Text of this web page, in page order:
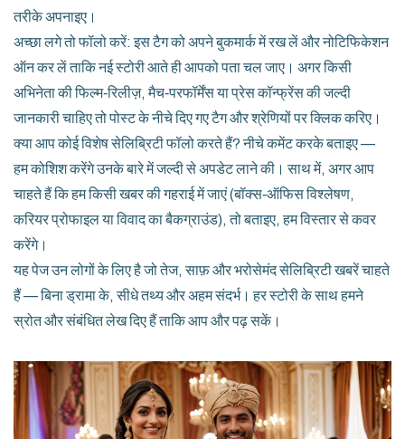
तरीके अपनाइए।
अच्छा लगे तो फॉलो करें: इस टैग को अपने बुकमार्क में रख लें और नोटिफिकेशन
ऑन कर लें ताकि नई स्टोरी आते ही आपको पता चल जाए। अगर किसी
अभिनेता की फिल्म‑रिलीज़, मैच‑परफॉर्मेंस या प्रेस कॉन्फ्रेंस की जल्दी
जानकारी चाहिए तो पोस्ट के नीचे दिए गए टैग और श्रेणियों पर क्लिक करिए।
क्या आप कोई विशेष सेलिब्रिटी फॉलो करते हैं? नीचे कमेंट करके बताइए —
हम कोशिश करेंगे उनके बारे में जल्दी से अपडेट लाने की। साथ में, अगर आप
चाहते हैं कि हम किसी खबर की गहराई में जाएं (बॉक्स‑ऑफिस विश्लेषण,
करियर प्रोफाइल या विवाद का बैकग्राउंड), तो बताइए, हम विस्तार से कवर
करेंगे।
यह पेज उन लोगों के लिए है जो तेज, साफ़ और भरोसेमंद सेलिब्रिटी खबरें चाहते
हैं — बिना ड्रामा के, सीधे तथ्य और अहम संदर्भ। हर स्टोरी के साथ हमने
स्रोत और संबंधित लेख दिए हैं ताकि आप और पढ़ सकें।